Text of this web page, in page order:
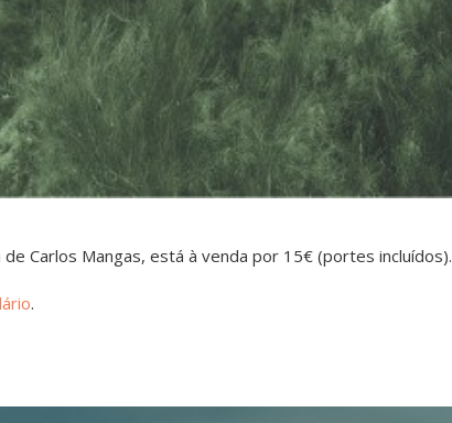
de Carlos Mangas, está à venda por 15€ (portes incluídos).
.